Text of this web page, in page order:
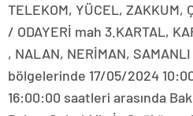
TELEKOM, YÜCEL, ZAKKUM,
/ ODAYERİ mah 3.KARTAL,
, NALAN, NERİMAN,
bölgelerinde 17/05/2024
16:00:00 saatleri arasında